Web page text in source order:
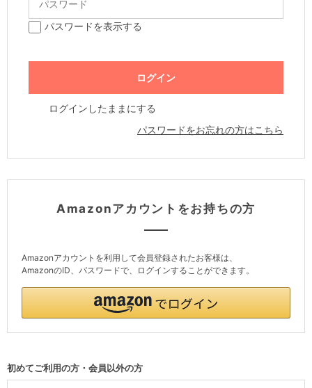
パスワードを表示する
ログインしたままにする
パスワードをお忘れの方はこちら
Amazonアカウントをお持ちの方
Amazonアカウントを利用して会員登録されたお客様は、
AmazonのID、パスワードで、ログインすることができます。
初めてご利用の方・会員以外の方